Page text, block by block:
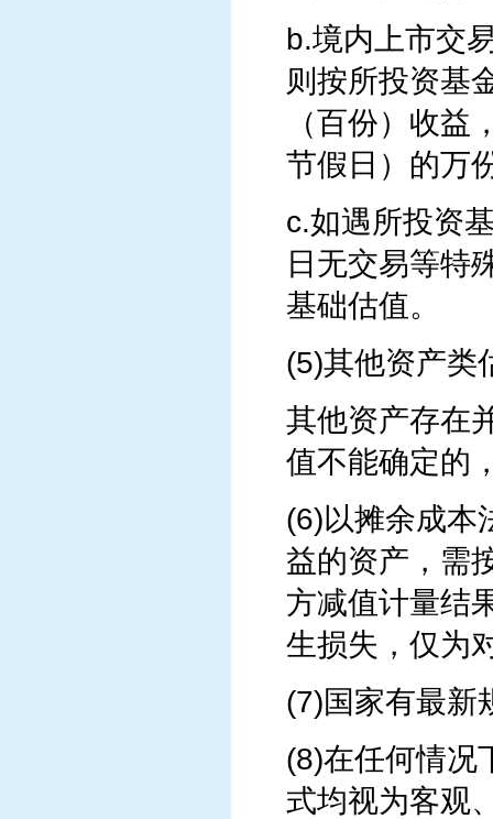
b.境内上市交
则按所投资基
（百份）收
节假日）的万
c.如遇所投资
日无交易等特
基础估值。
(5)其他资产类
其他资产存在
值不能确定的
(6)以摊余成本
益的资产，需
方减值计量结
生损失，仅为
(7)国家有最新
(8)在任何情况
式均视为客观